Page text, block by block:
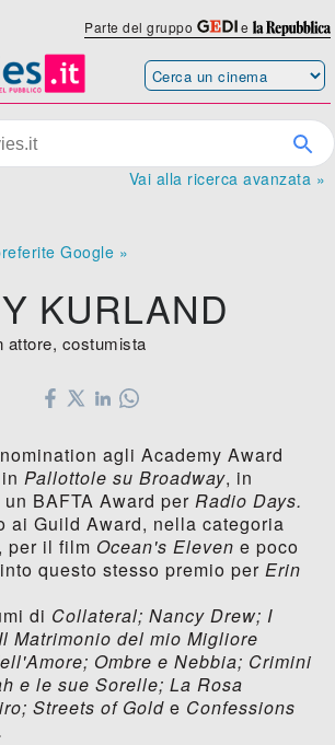
Parte del gruppo e
Vai alla ricerca avanzata »
Google »
KURLAND
attore, costumista
agli Academy Award
Pallottole su Broadway, in
BAFTA Award per Radio Days.
ai Guild Award, nella categoria
per il film Ocean's Eleven e poco
questo stesso premio per Erin
di Collateral; Nancy Drew; I
Matrimonio del mio Migliore
Ombre e Nebbia; Crimini
e le sue Sorelle; La Rosa
Streets of Gold e Confessions